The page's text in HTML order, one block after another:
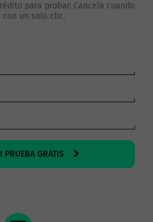
para probar. Cancela cuando
con un solo clic.